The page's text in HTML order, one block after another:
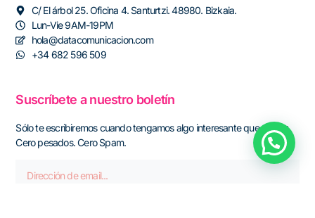
C/ El árbol 25. Oficina 4. Santurtzi. 48980. Bizkaia.
Lun-Vie 9AM-19PM
hola@datacomunicacion.com
+34 682 596 509
Suscríbete a nuestro boletín
Sólo te escribiremos cuando tengamos algo interesante que contar.
Cero pesados. Cero Spam.